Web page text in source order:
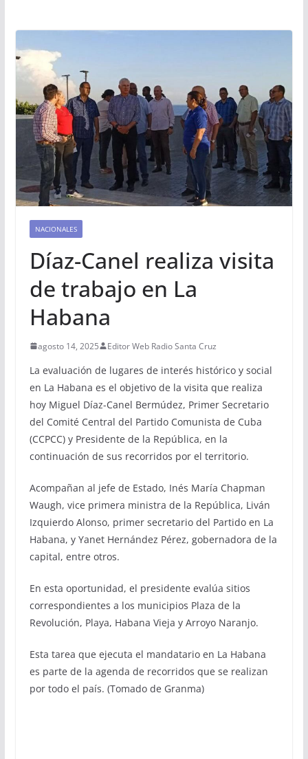
NACIONALES
Díaz-Canel realiza visita
de trabajo en La
Habana
agosto 14, 2025 Editor Web Radio Santa Cruz
La evaluación de lugares de interés histórico y social
en La Habana es el objetivo de la visita que realiza
hoy Miguel Díaz-Canel Bermúdez, Primer Secretario
del Comité Central del Partido Comunista de Cuba
(CCPCC) y Presidente de la República, en la
continuación de sus recorridos por el territorio.
Acompañan al jefe de Estado, Inés María Chapman
Waugh, vice primera ministra de la República, Liván
Izquierdo Alonso, primer secretario del Partido en La
Habana, y Yanet Hernández Pérez, gobernadora de la
capital, entre otros.
En esta oportunidad, el presidente evalúa sitios
correspondientes a los municipios Plaza de la
Revolución, Playa, Habana Vieja y Arroyo Naranjo.
Esta tarea que ejecuta el mandatario en La Habana
es parte de la agenda de recorridos que se realizan
por todo el país. (Tomado de Granma)